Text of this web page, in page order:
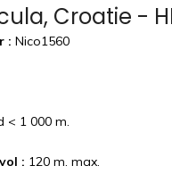
Croatie -
: Nico1560
< 1 000 m.
: 120 m. max.